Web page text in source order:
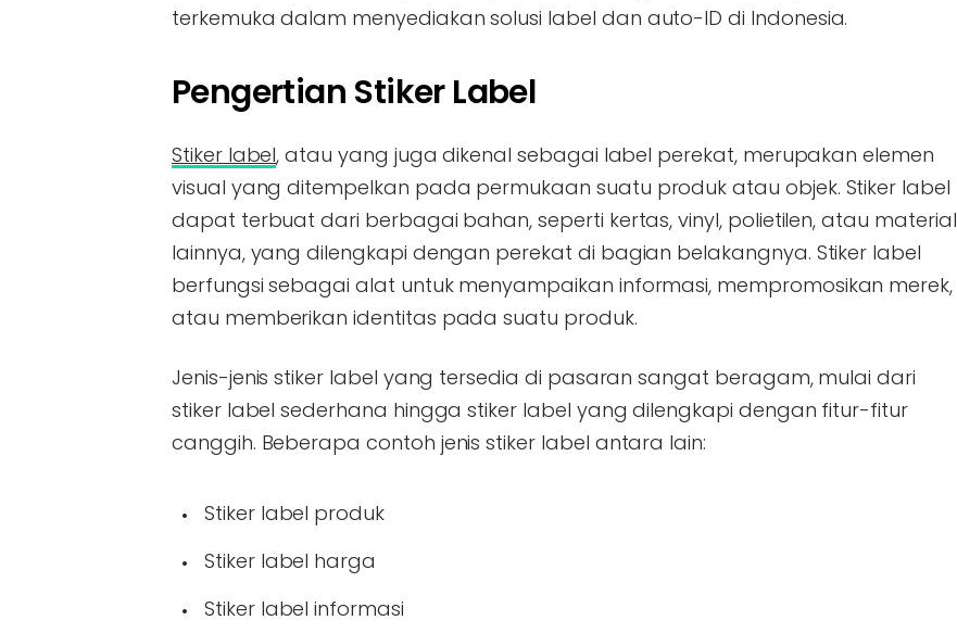
terkemuka dalam menyediakan solusi label dan auto-ID di Indonesia.
Pengertian Stiker Label
Stiker label, atau yang juga dikenal sebagai label perekat, merupakan elemen
visual yang ditempelkan pada permukaan suatu produk atau objek. Stiker label
dapat terbuat dari berbagai bahan, seperti kertas, vinyl, polietilen, atau material
lainnya, yang dilengkapi dengan perekat di bagian belakangnya. Stiker label
berfungsi sebagai alat untuk menyampaikan informasi, mempromosikan merek,
atau memberikan identitas pada suatu produk.
Jenis-jenis stiker label yang tersedia di pasaran sangat beragam, mulai dari
stiker label sederhana hingga stiker label yang dilengkapi dengan fitur-fitur
canggih. Beberapa contoh jenis stiker label antara lain:
Stiker label produk
Stiker label harga
Stiker label informasi